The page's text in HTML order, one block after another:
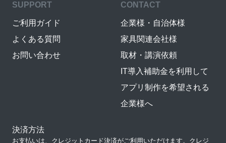
SUPPORT
ご利用ガイド
よくある質問
お問い合わせ
CONTACT
企業様・自治体様
家具関連会社様
取材・講演依頼
IT導入補助金を利用して
アプリ制作を希望される
企業様へ
決済方法
お支払いは、クレジットカード決済がご利用いただけます。クレジ